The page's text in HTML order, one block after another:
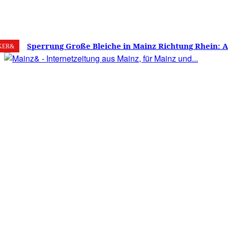
7. August 2026 17.9 Mainz
Sperrung Große Bleiche in Mainz Richtung Rhein:
verwirrt, Mainzer stinksauer – Haben die Mainzer